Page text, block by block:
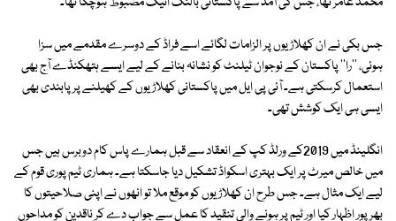
جس بکی نے ان کھلاڑیوں پر الزامات لگائے اسے فراڈ کے دوسرے مقدمے میں سزا
ہوئی، ''را'' پاکستان کے نوجوان ٹیلنٹ کو نشانہ بنانے کے لیے ایسے ہتھکنڈے آج بھی
استعمال کرسکتی ہے۔ آئی پی ایل میں پاکستانی کھلاڑیوں کے کھیلنے پر پابندی بھی
ایسی ہی ایک کوشش تھی۔
انگلینڈ میں 2019کے ورلڈ کپ کے انعقاد سے قبل ہمارے پاس کام دوبرس ہیں جس
میں خالص میرٹ پر ایک بہتری اسکواڈ تشکیل دیا جاسکتا ہے۔ ہماری ٹیم پوری قوم کے
لیے ایک مثال ہے۔ جس طرح ان کھلاڑیوں کو موقع ملا تو انھوں نے اپنی صلاحیتوں کا
بھرپور اظہار کیا اور ٹیم پر ہونے والی تنقید کا عمل سے جواب دے کر ناقدین کو مداحوں